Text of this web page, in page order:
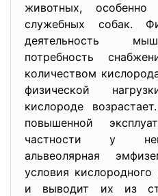
животных,
служебных собак.
деятельность
потребность
количеством
физической
кислороде
повышенной
частности у
альвеолярная
условия
и выводит их из